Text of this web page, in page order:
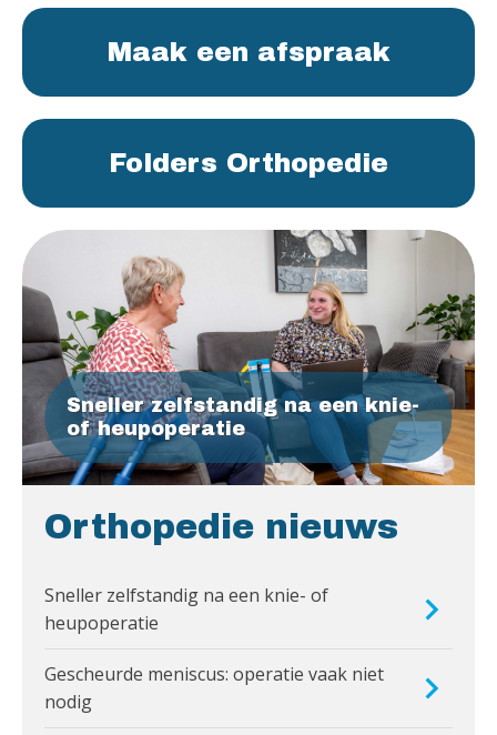
Maak een afspraak
Folders Orthopedie
Sneller zelfstandig na een knie-
of heupoperatie
Orthopedie nieuws
Sneller zelfstandig na een knie- of
heupoperatie
Gescheurde meniscus: operatie vaak niet
nodig